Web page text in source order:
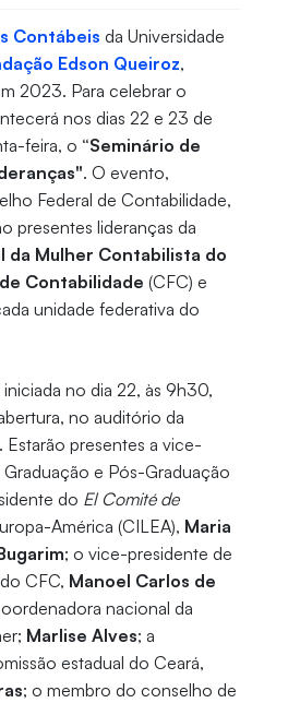
Contábeis da Universidade
Edson Queiroz,
2023. Para celebrar o
nos dias 22 e 23 de
feira, o “Seminário de
. O evento,
Federal de Contabilidade,
presentes lideranças da
da Mulher Contabilista do
Contabilidade (CFC) e
unidade federativa do
no dia 22, às 9h30,
no auditório da
. Estarão presentes a vice-
e Pós-Graduação
do El Comité de
América (CILEA), Maria
; o vice-presidente de
CFC, Manoel Carlos de
nacional da
Marlise Alves; a
estadual do Ceará,
; o membro do conselho de